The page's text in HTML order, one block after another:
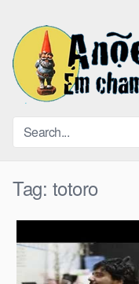
content
Tag: totoro